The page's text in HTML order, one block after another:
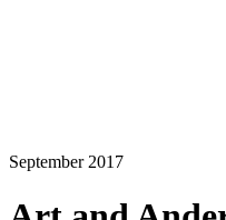
September 2017